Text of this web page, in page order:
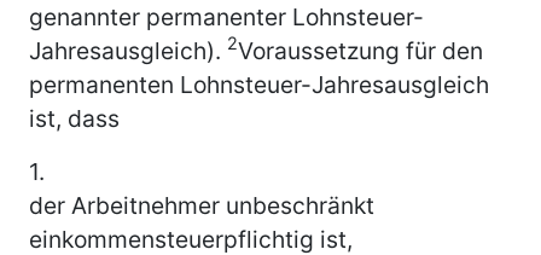
genannter permanenter Lohnsteuer-
Jahresausgleich). 2Voraussetzung für den
permanenten Lohnsteuer-Jahresausgleich
ist, dass
1.
der Arbeitnehmer unbeschränkt
einkommensteuerpflichtig ist,